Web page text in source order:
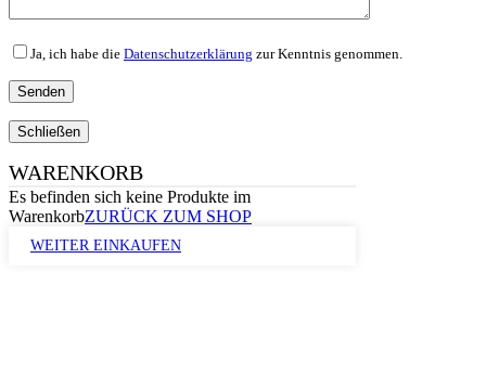
Ja, ich habe die Datenschutzerklärung zur Kenntnis genommen.
Schließen
WARENKORB
Es befinden sich keine Produkte im
WarenkorbZURÜCK ZUM SHOP
WEITER EINKAUFEN